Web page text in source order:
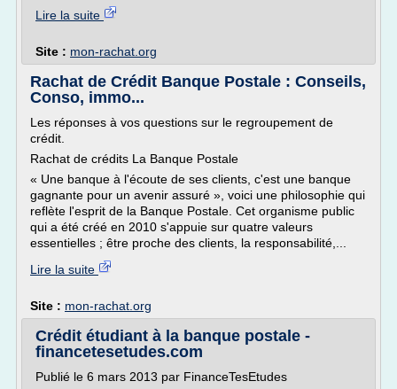
Lire la suite
Site : mon-rachat.org
Rachat de Crédit Banque Postale : Conseils,
Conso, immo...
Les réponses à vos questions sur le regroupement de
crédit.
Rachat de crédits La Banque Postale
« Une banque à l'écoute de ses clients, c'est une banque
gagnante pour un avenir assuré », voici une philosophie qui
reflète l'esprit de la Banque Postale. Cet organisme public
qui a été créé en 2010 s'appuie sur quatre valeurs
essentielles ; être proche des clients, la responsabilité,...
Lire la suite
Site : mon-rachat.org
Crédit étudiant à la banque postale -
financetesetudes.com
Publié le 6 mars 2013 par FinanceTesEtudes